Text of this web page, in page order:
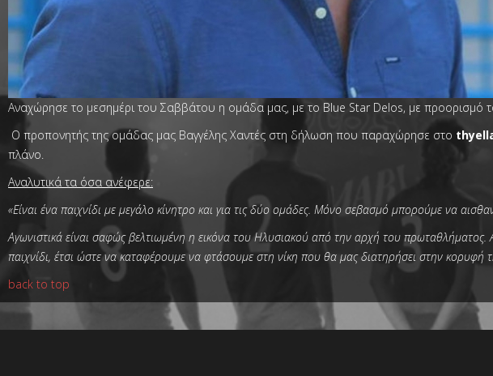
Αναχώρησε το μεσημέρι του Σαββάτου η ομάδα μας, με το Blue Star Delos, με προορισμό
Ο προπονητής της ομάδας μας Βαγγέλης Χαντές στη δήλωση που παραχώρησε στο
πλάνο.
Αναλυτικά τα όσα ανέφερε:
«Είναι ένα παιχνίδι με μεγάλο κίνητρο και για τις δύο ομάδες. Μόνο σεβασμό μπορούμε να
Αγωνιστικά είναι σαφώς βελτιωμένη η εικόνα του Ηλυσιακού από την αρχή του πρωταθλήματος.
παιχνίδι, έτσι ώστε να καταφέρουμε να φτάσουμε στη νίκη που θα μας διατηρήσει στην κορυφή
back to top